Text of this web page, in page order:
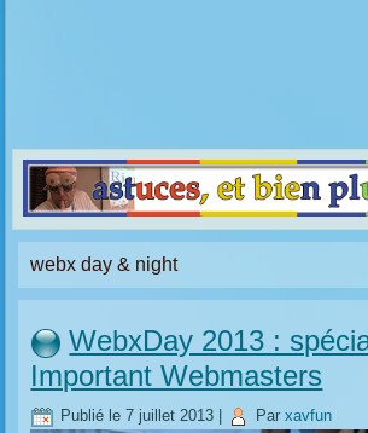
webx day & night
WebxDay 2013 :
Important Webmasters
Publié le 7 juillet 2013 Par xavfun